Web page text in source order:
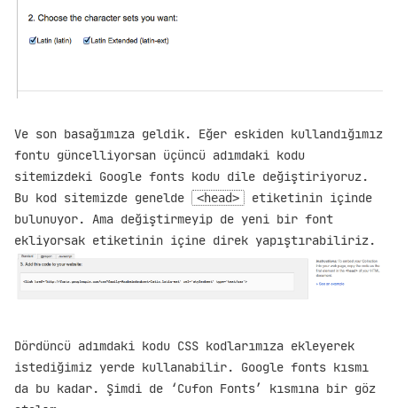
Ve son basağımıza geldik. Eğer eskiden kullandığımız
fontu güncelliyorsan üçüncü adımdaki kodu
sitemizdeki Google fonts kodu dile değiştiriyoruz.
Bu kod sitemizde genelde
<head>
etiketinin içinde
bulunuyor. Ama değiştirmeyip de yeni bir font
ekliyorsak etiketinin içine direk yapıştırabiliriz.
Dördüncü adımdaki kodu CSS kodlarımıza ekleyerek
istediğimiz yerde kullanabilir. Google fonts kısmı
da bu kadar. Şimdi de ‘Cufon Fonts’ kısmına bir göz